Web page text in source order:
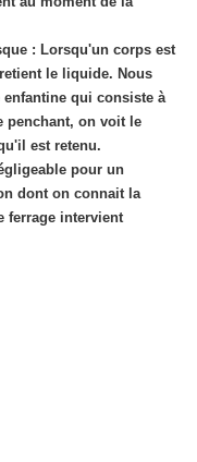
: Lorsqu'un corps est
le liquide. Nous
qui consiste à
penchant, on voit le
est retenu.
pour un
dont on connait la
ferrage intervient